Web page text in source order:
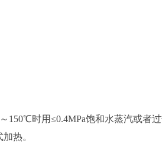
时用≤0.4MPa饱和水蒸汽或者
热。